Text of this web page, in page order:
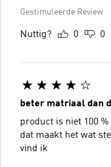
Gestimuleerde Review
Nuttig? 0 0
beter matriaal dan
product is niet 100
dat maakt het wat
vind ik